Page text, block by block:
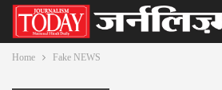
Home Fake NEWS